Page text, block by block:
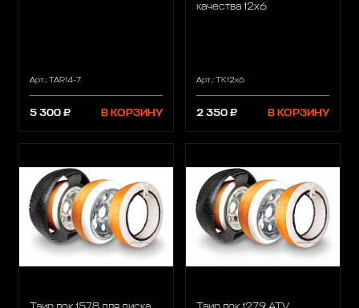
Арт.: TAR14-7
5 300 ₽ В КОРЗИНУ
качества 12х6
Арт.: TK12х6
2 350 ₽ В КОРЗИНУ